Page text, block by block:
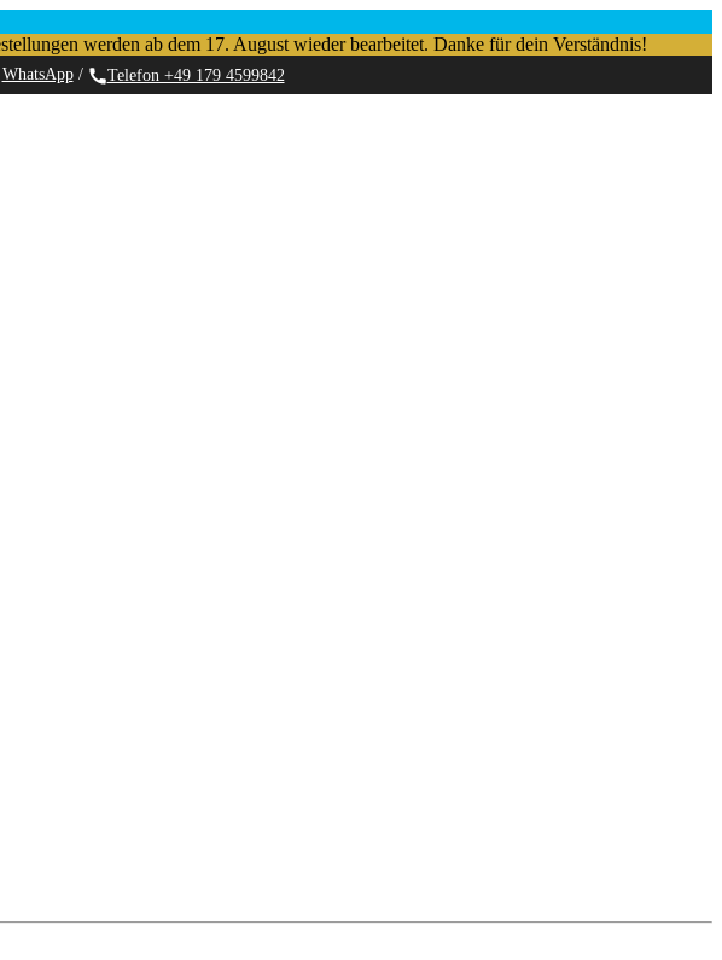
werden ab dem 17. August wieder bearbeitet. Danke für dein Verständnis!
WhatsApp/ Telefon +49 179 4599842